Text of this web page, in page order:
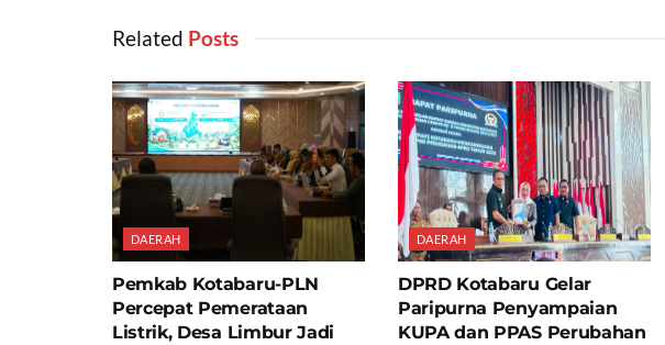
Related ‎ Posts
DAERAH
Pemkab Kotabaru-PLN
Percepat Pemerataan
Listrik, Desa Limbur Jadi
DAERAH
DPRD Kotabaru Gelar
Paripurna Penyampaian
KUPA dan PPAS Perubahan